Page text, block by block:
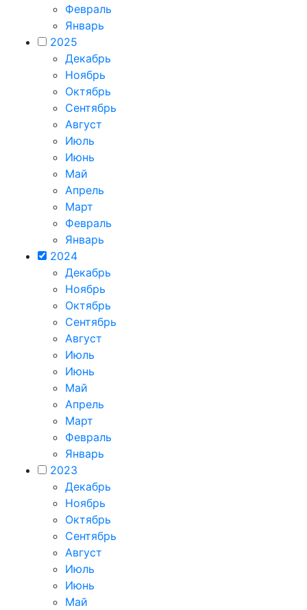
Февраль
Январь
2025
Декабрь
Ноябрь
Октябрь
Сентябрь
Август
Июль
Июнь
Май
Апрель
Март
Февраль
Январь
2024
Декабрь
Ноябрь
Октябрь
Сентябрь
Август
Июль
Июнь
Май
Апрель
Март
Февраль
Январь
2023
Декабрь
Ноябрь
Октябрь
Сентябрь
Август
Июль
Июнь
Май